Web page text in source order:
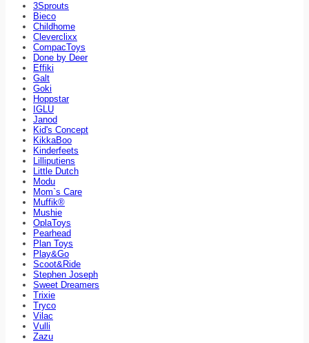
3Sprouts
Bieco
Childhome
Cleverclixx
CompacToys
Done by Deer
Effiki
Galt
Goki
Hoppstar
IGLU
Janod
Kid's Concept
KikkaBoo
Kinderfeets
Lilliputiens
Little Dutch
Modu
Mom`s Care
Muffik®
Mushie
OplaToys
Pearhead
Plan Toys
Play&Go
Scoot&Ride
Stephen Joseph
Sweet Dreamers
Trixie
Tryco
Vilac
Vulli
Zazu